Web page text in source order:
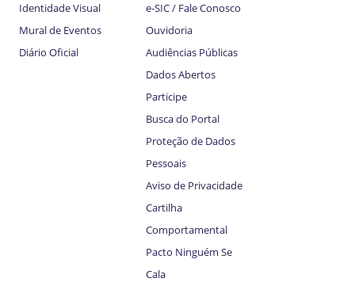
Identidade Visual
Mural de Eventos
Diário Oficial
e-SIC / Fale Conosco
Ouvidoria
Audiências Públicas
Dados Abertos
Participe
Busca do Portal
Proteção de Dados
Pessoais
Aviso de Privacidade
Cartilha
Comportamental
Pacto Ninguém Se
Cala